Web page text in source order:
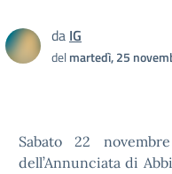
da IG
delmartedì, 25
Sabato 22
dell’Annunciata di